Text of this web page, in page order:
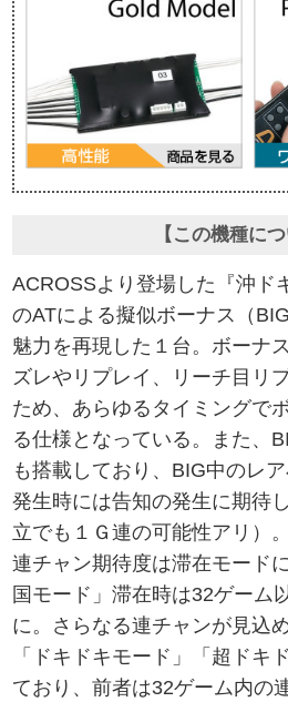
【この機種につ
ACROSSより登場した『沖ド
のATによる擬似ボーナス（
魅力を再現した１台。ボーナ
ズレやリプレイ、リーチ目リ
ため、あらゆるタイミングで
る仕様となっている。また、
も搭載しており、BIG中のレ
発生時には告知の発生に期待
立でも１Ｇ連の可能性アリ）
連チャン期待度は滞在モード
国モード」滞在時は32ゲーム
に。さらなる連チャンが見込
「ドキドキモード」「超ドキ
ており、前者は32ゲーム内の